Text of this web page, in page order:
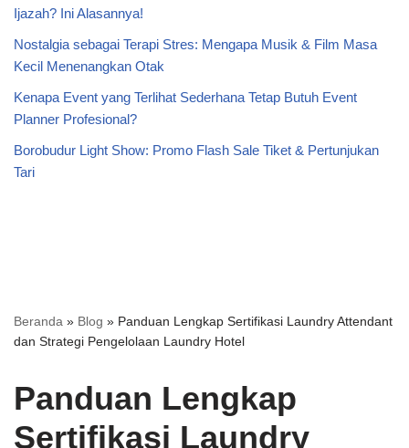
Ijazah? Ini Alasannya!
Nostalgia sebagai Terapi Stres: Mengapa Musik & Film Masa
Kecil Menenangkan Otak
Kenapa Event yang Terlihat Sederhana Tetap Butuh Event
Planner Profesional?
Borobudur Light Show: Promo Flash Sale Tiket & Pertunjukan
Tari
Beranda » Blog » Panduan Lengkap Sertifikasi Laundry Attendant
dan Strategi Pengelolaan Laundry Hotel
Panduan Lengkap
Sertifikasi Laundry